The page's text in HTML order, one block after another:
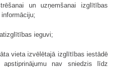
un uzņemšanai izglītības
ieguvi;
vieta izvēlētajā izglītības iestādē
nav sniedzis līdz